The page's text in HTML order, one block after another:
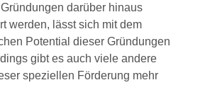
darüber hinaus
werden, lässt sich mit dem
Potential dieser Gründungen
gibt es auch viele andere
speziellen Förderung mehr